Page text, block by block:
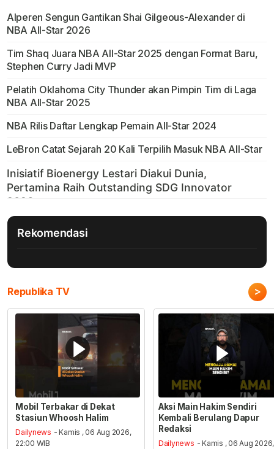
Alperen Sengun Gantikan Shai Gilgeous-Alexander di
NBA All-Star 2026
Tim Shaq Juara NBA All-Star 2025 dengan Format Baru,
Stephen Curry Jadi MVP
Pelatih Oklahoma City Thunder akan Pimpin Tim di Laga
NBA All-Star 2025
NBA Rilis Daftar Lengkap Pemain All-Star 2024
LeBron Catat Sejarah 20 Kali Terpilih Masuk NBA All-Star
Rekomendasi
Republika TV >
Mobil Terbakar di Dekat
Stasiun Whoosh Halim
Dailynews - Kamis , 06 Aug 2026,
22:00 WIB
Aksi Main Hakim Sendiri
Kembali Berulang Dapur
Redaksi
Dailynews - Kamis , 06 Aug 2026,